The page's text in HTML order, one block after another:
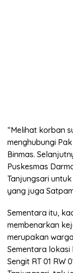
“Melihat korban
menghubungi
Binmas.
Puskesmas
Tanjungsari
yang juga
Sementara itu,
membenarkan
merupakan
Sementara
Sengit RT 01 RW